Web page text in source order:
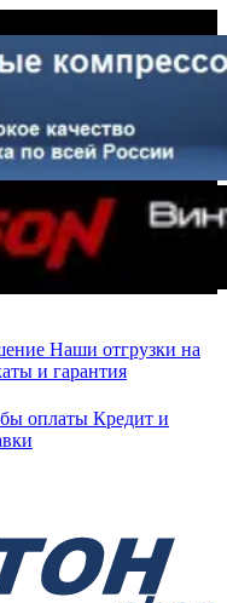
Наши отгрузки на
и гарантия
оплаты Кредит и